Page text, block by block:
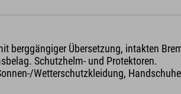
berggängiger Übersetzung, intakten
Schutzhelm- und Protektoren.
Wetterschutzkleidung,